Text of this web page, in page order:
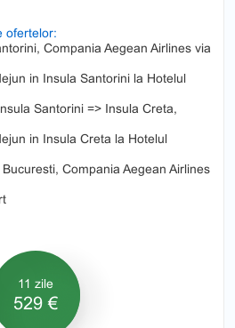
ofertelor:
Compania Aegean Airlines via
in Insula Santorini la Hotelul
Santorini => Insula Creta,
in Insula Creta la Hotelul
Compania Aegean Airlines
11 zile
529 €